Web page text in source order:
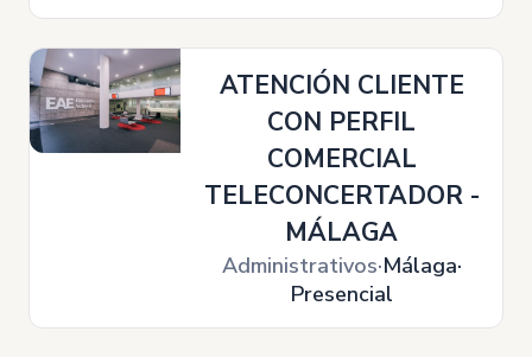
ATENCIÓN CLIENTE
CON PERFIL
COMERCIAL
TELECONCERTADOR -
MÁLAGA
Administrativos Málaga
Presencial